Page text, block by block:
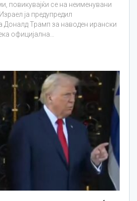
повикувајќи се на неименувани
ја предупредил
Доналд Трамп за наводен ирански
официјална…